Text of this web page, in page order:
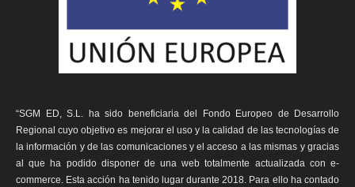
“SGM ED, S.L. ha sido beneficiaria del Fondo Europeo de Desarrollo
Regional cuyo objetivo es mejorar el uso y la calidad de las tecnologías de
la información y de las comunicaciones y el acceso a las mismas y gracias
al que ha podido disponer de una web totalmente actualizada con e-
commerce. Esta acción ha tenido lugar durante 2018. Para ello ha contado